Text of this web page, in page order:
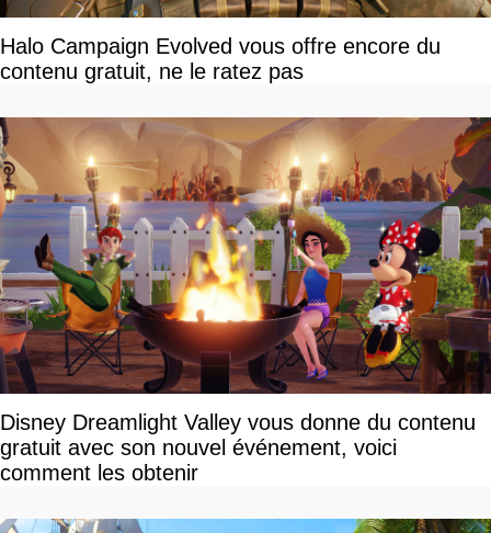
Halo Campaign Evolved vous offre encore du
contenu gratuit, ne le ratez pas
Disney Dreamlight Valley vous donne du contenu
gratuit avec son nouvel événement, voici
comment les obtenir